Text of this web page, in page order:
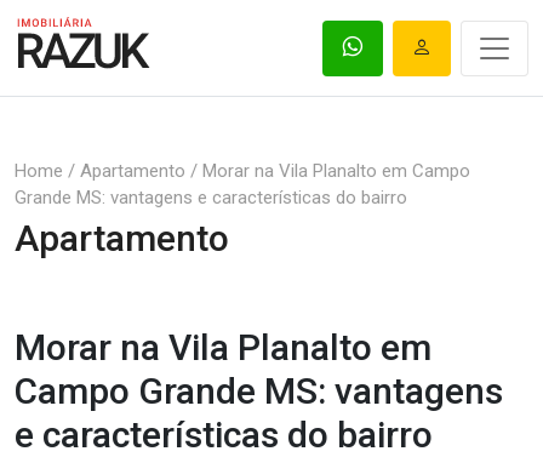
Home / Apartamento / Morar na Vila Planalto em Campo
Grande MS: vantagens e características do bairro
Apartamento
Morar na Vila Planalto em
Campo Grande MS: vantagens
e características do bairro